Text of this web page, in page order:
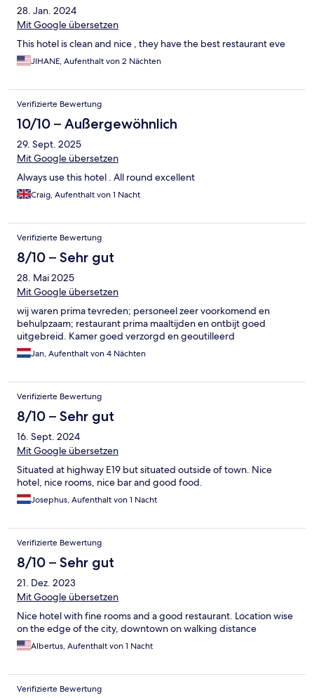
28. Jan. 2024
Mit Google übersetzen
This hotel is clean and nice , they have the best restaurant eve
JIHANE, Aufenthalt von 2 Nächten
Verifizierte Bewertung
10/10 – Außergewöhnlich
29. Sept. 2025
Mit Google übersetzen
Always use this hotel . All round excellent
Craig, Aufenthalt von 1 Nacht
Verifizierte Bewertung
8/10 – Sehr gut
28. Mai 2025
Mit Google übersetzen
wij waren prima tevreden; personeel zeer voorkomend en
behulpzaam; restaurant prima maaltijden en ontbijt goed
uitgebreid. Kamer goed verzorgd en geoutilleerd
Jan, Aufenthalt von 4 Nächten
Verifizierte Bewertung
8/10 – Sehr gut
16. Sept. 2024
Mit Google übersetzen
Situated at highway E19 but situated outside of town. Nice
hotel, nice rooms, nice bar and good food.
Josephus, Aufenthalt von 1 Nacht
Verifizierte Bewertung
8/10 – Sehr gut
21. Dez. 2023
Mit Google übersetzen
Nice hotel with fine rooms and a good restaurant. Location wise
on the edge of the city, downtown on walking distance
Albertus, Aufenthalt von 1 Nacht
Verifizierte Bewertung